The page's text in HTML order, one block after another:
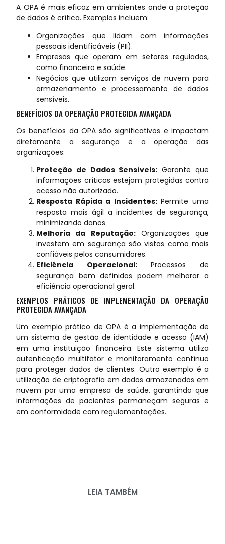
A OPA é mais eficaz em ambientes onde a proteção
de dados é crítica. Exemplos incluem:
Organizações que lidam com informações
pessoais identificáveis (PII).
Empresas que operam em setores regulados,
como financeiro e saúde.
Negócios que utilizam serviços de nuvem para
armazenamento e processamento de dados
sensíveis.
BENEFÍCIOS DA OPERAÇÃO PROTEGIDA AVANÇADA
Os benefícios da OPA são significativos e impactam
diretamente a segurança e a operação das
organizações:
Proteção de Dados Sensíveis: Garante que
informações críticas estejam protegidas contra
acesso não autorizado.
Resposta Rápida a Incidentes:Permite uma
resposta mais ágil a incidentes de segurança,
minimizando danos.
Melhoria da Reputação:Organizações que
investem em segurança são vistas como mais
confiáveis pelos consumidores.
Eficiência Operacional:Processos de
segurança bem definidos podem melhorar a
eficiência operacional geral.
EXEMPLOS PRÁTICOS DE IMPLEMENTAÇÃO DA OPERAÇÃO
PROTEGIDA AVANÇADA
Um exemplo prático de OPA é a implementação de
um sistema de gestão de identidade e acesso (IAM)
em uma instituição financeira. Este sistema utiliza
autenticação multifator e monitoramento contínuo
para proteger dados de clientes. Outro exemplo é a
utilização de criptografia em dados armazenados em
nuvem por uma empresa de saúde, garantindo que
informações de pacientes permaneçam seguras e
em conformidade com regulamentações.
LEIA TAMBÉM